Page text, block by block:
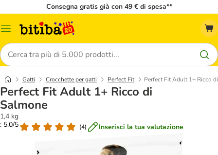
Consegna gratis già con 49 € di spesa**
Overview
Cerca
Gatti Crocchette per gatti Perfect Fit Perfect Fit Adult 1+ Ricco
Perfect Fit Adult 1+ Ricco di
Salmone
1,4 kg
: 5.0/5
(4) Inserisci la tua valutazione